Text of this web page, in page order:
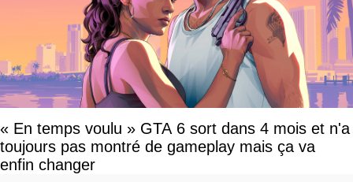
« En temps voulu » GTA 6 sort dans 4 mois et n'a
toujours pas montré de gameplay mais ça va
enfin changer